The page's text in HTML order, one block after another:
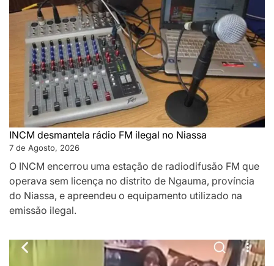
INCM desmantela rádio FM ilegal no Niassa
7 de Agosto, 2026
O INCM encerrou uma estação de radiodifusão FM que
operava sem licença no distrito de Ngauma, província
do Niassa, e apreendeu o equipamento utilizado na
emissão ilegal.